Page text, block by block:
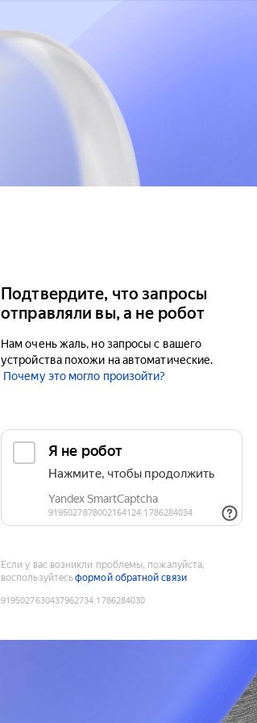
Подтвердите, что запросы
отправляли вы, а не робот
Нам очень жаль, но запросы с вашего
устройства похожи на автоматические.
Почему это могло произойти?
Если у вас возникли проблемы, пожалуйста,
воспользуйтесьформой обратной связи
9195027630437962734:1786284030